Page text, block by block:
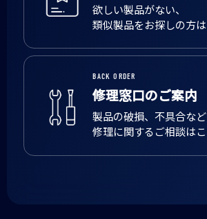
欲しい製品がない、
類似製品をお探しの方
BACK ORDER
修理窓口のご案内
製品の破損、不具合など
修理に関するご相談は